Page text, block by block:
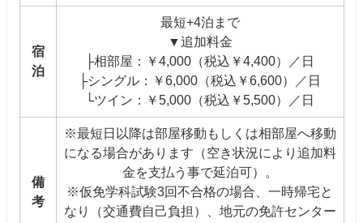
宿
泊
最短+4泊まで
▼追加料金
├相部屋：￥4,000（税込￥4,400）／日
├シングル：￥6,000（税込￥6,600）／日
└ツイン：￥5,000（税込￥5,500）／日
備
考
※最短日以降は部屋移動もしくは相部屋へ移動
になる場合があります（空き状況により追加料
金を支払う事で延泊可）。
※仮免学科試験3回不合格の場合、一時帰宅と
なり（交通費自己負担）、地元の免許センター